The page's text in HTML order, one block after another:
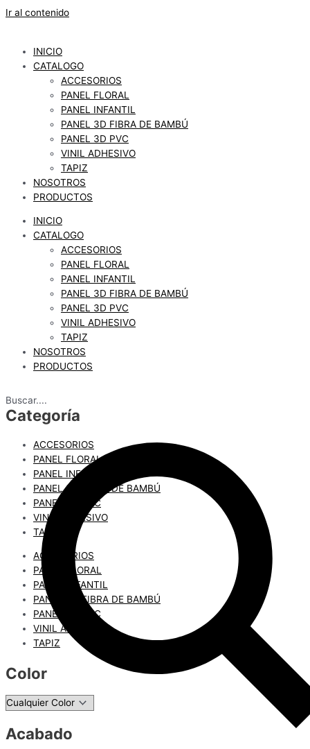
Ir al contenido
INICIO
CATALOGO
ACCESORIOS
PANEL FLORAL
PANEL INFANTIL
PANEL 3D FIBRA DE BAMBÚ
PANEL 3D PVC
VINIL ADHESIVO
TAPIZ
NOSOTROS
PRODUCTOS
INICIO
CATALOGO
ACCESORIOS
PANEL FLORAL
PANEL INFANTIL
PANEL 3D FIBRA DE BAMBÚ
PANEL 3D PVC
VINIL ADHESIVO
TAPIZ
NOSOTROS
PRODUCTOS
Buscar....
Categoría
ACCESORIOS
PANEL FLORAL
PANEL INFANTIL
PANEL 3D FIBRA DE BAMBÚ
PANEL 3D PVC
VINIL ADHESIVO
TAPIZ
ACCESORIOS
PANEL FLORAL
PANEL INFANTIL
PANEL 3D FIBRA DE BAMBÚ
PANEL 3D PVC
VINIL ADHESIVO
TAPIZ
Color
Acabado